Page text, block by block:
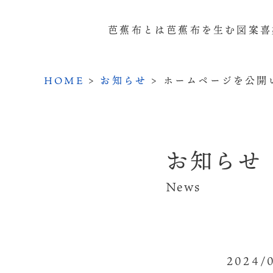
芭蕉布とは 芭蕉布を生む 図案
HOME > お知らせ > ホームページを公
お知らせ
News
2024/